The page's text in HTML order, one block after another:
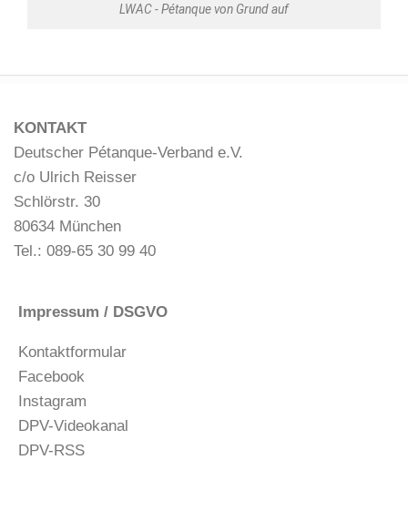
LWAC - Pétanque von Grund auf
KONTAKT
Deutscher Pétanque-Verband e.V.
c/o Ulrich Reisser
Schlörstr. 30
80634 München
Tel.: 089-65 30 99 40
Impressum / DSGVO
Kontaktformular
Facebook
Instagram
DPV-Videokanal
DPV-RSS